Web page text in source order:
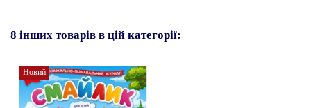
8 інших товарів в цій категорії:
Новий